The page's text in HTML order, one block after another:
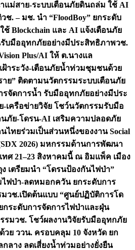
แม่สาย-ระบบเตือนภัยดินถล่ม ใช้ AI
วช. – มช. นำ “FloodBoy” ยกระดับ
ช้ Blockchain และ AI แจ้งเตือนภัย
บมืออุทกภัยอย่างมีประสิทธิภาพวช.
Plus/AI ให้ ต.นางแล
ฝ้าระวัง-เตือนภัยน้ำท่วมชุมชนด้วย
าย” ติดตามนวัตกรรมระบบเตือนภัย
จัดการน้ำ รับมืออุทกภัยอย่างมีประ
-เครือข่ายวิจัย โชว์นวัตกรรมรับมือ
ภัย-โดรน-AI เสริมความปลอดภัย
ไทยร่วมเป็นส่วนหนึ่งของงาน Social
(SDX 2026) มหกรรมด้านการพัฒนา
ศ 21–23 สิงหาคมนี้ ณ อิมแพ็ค เมือง
เตรียมนำ “โดรนป้องกันไฟป่า”
ฟป่า-ลดหมอกควัน ยกระดับการ
มวช.เปิดต้นแบบ “ศูนย์ปฏิบัติการโด
กระดับการจัดการไฟป่าและฝุ่น
รมวช. โชว์ผลงานวิจัยรับมืออุทกภัย
วย ววน. ครอบคลุม 10 จังหวัด ยก
ลาง ลดเสี่ยงน้ำท่วมอย่างยั่งยืน